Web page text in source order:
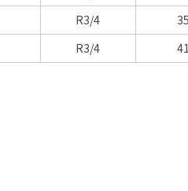
R3/4
R3/4